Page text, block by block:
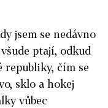
jsem se nedávno
ptají, odkud
republiky, čím se
sklo a hokej
vůbec